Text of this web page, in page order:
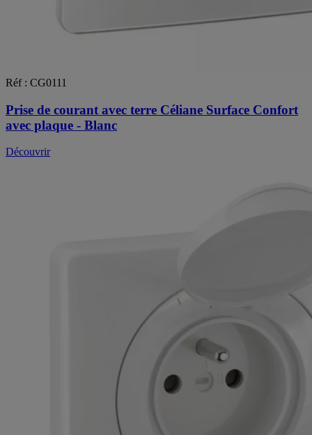
Réf : CG0111
Prise de courant avec terre Céliane Surface Confort
avec plaque - Blanc
Découvrir